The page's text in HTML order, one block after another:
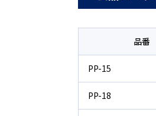
品番
PP-15
PP-18